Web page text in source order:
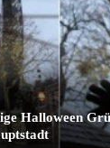
Halloween